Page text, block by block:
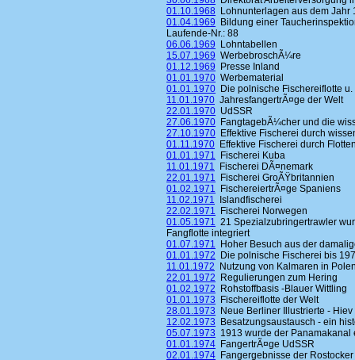
01.10.1968 Lohnunterlagen aus dem Jahr
01.04.1969 Bildung einer
Laufende-Nr.: 88
06.06.1969 Lohntabellen
15.07.1969 WerbebroschÃ¼re
01.12.1969 Presse Inland
01.01.1970 Werbematerial
01.01.1970 Die polnische Fischereiflotte
11.01.1970 JahresfangertrÃ¤ge der Welt
22.01.1970 UdSSR
27.06.1970 FangtagebÃ¼cher und die
27.10.1970 Effektive Fischerei durch
01.11.1970 Effektive Fischerei durch
01.01.1971 Fischerei Kuba
11.01.1971 Fischerei DÃ¤nemark
22.01.1971 Fischerei GroÃŸbritannien
01.02.1971 FischereiertrÃ¤ge Spaniens
11.02.1971 Islandfischerei
22.02.1971 Fischerei Norwegen
01.05.1971 21 Spezialzubringertrawler
Fangflotte integriert
01.07.1971 Hoher Besuch aus der
01.01.1972 Die polnische Fischerei bis
11.01.1972 Nutzung von Kalmaren in
22.01.1972 Regulierungen zum Hering
01.02.1972 Rohstoffbasis -Blauer Wittling
01.01.1973 Fischereiflotte der Welt
28.01.1973 Neue Berliner Illustrierte - Hiev
12.02.1973 Besatzungsaustausch - ein
05.07.1973 1913 wurde der Panamakanal
01.01.1974 FangertrÃ¤ge UdSSR
02.01.1974 Fangergebnisse der